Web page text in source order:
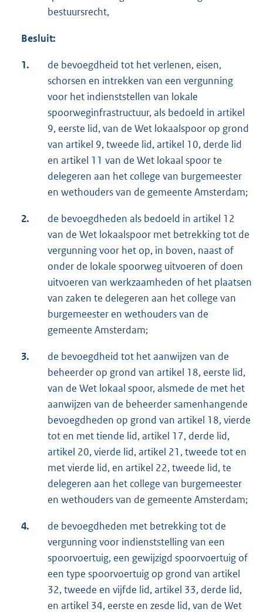
bestuursrecht,
Besluit:
1.
de bevoegdheid tot het verlenen, eisen,
schorsen en intrekken van een vergunning
voor het indienststellen van lokale
spoorweginfrastructuur, als bedoeld in artikel
9, eerste lid, van de Wet lokaalspoor op grond
van artikel 9, tweede lid, artikel 10, derde lid
en artikel 11 van de Wet lokaal spoor te
delegeren aan het college van burgemeester
en wethouders van de gemeente Amsterdam;
2.
de bevoegdheden als bedoeld in artikel 12
van de Wet lokaalspoor met betrekking tot de
vergunning voor het op, in boven, naast of
onder de lokale spoorweg uitvoeren of doen
uitvoeren van werkzaamheden of het plaatsen
van zaken te delegeren aan het college van
burgemeester en wethouders van de
gemeente Amsterdam;
3.
de bevoegdheid tot het aanwijzen van de
beheerder op grond van artikel 18, eerste lid,
van de Wet lokaal spoor, alsmede de met het
aanwijzen van de beheerder samenhangende
bevoegdheden op grond van artikel 18, vierde
tot en met tiende lid, artikel 17, derde lid,
artikel 20, vierde lid, artikel 21, tweede tot en
met vierde lid, en artikel 22, tweede lid, te
delegeren aan het college van burgemeester
en wethouders van de gemeente Amsterdam;
4.
de bevoegdheden met betrekking tot de
vergunning voor indienststelling van een
spoorvoertuig, een gewijzigd spoorvoertuig of
een type spoorvoertuig op grond van artikel
32, tweede en vijfde lid, artikel 33, derde lid,
en artikel 34, eerste en zesde lid, van de Wet